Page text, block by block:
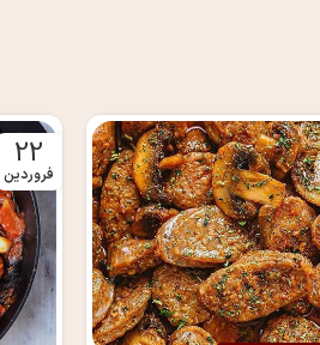
22
فروردین